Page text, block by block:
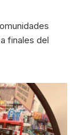
finales del